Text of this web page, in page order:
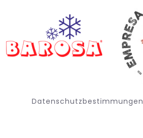
Datenschutzbestimmungen